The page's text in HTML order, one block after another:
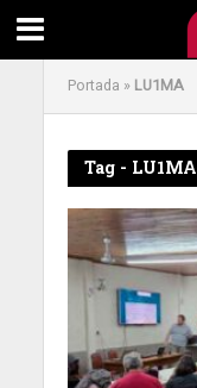
Portada » LU1MA
Tag - LU1MA